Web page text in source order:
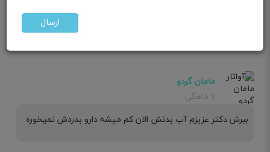
مامان گردو
۶ ماهگی
ببرش دکتر عزیزم آب بدنش الان کم‌ میشه دارو بدردش نمیخوره
ارسال